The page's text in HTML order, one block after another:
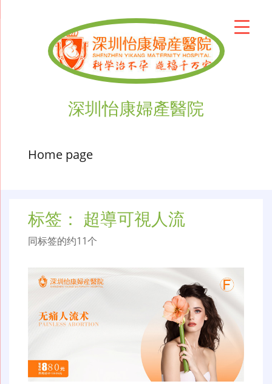
深圳怡康婦產醫院
Home page
标签： 超導可視人流
同标签的约11个